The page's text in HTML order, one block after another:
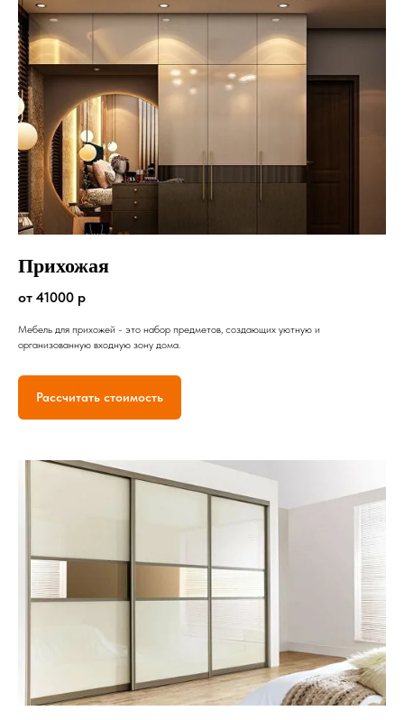
Прихожая
от 41000 р
Мебель для прихожей - это набор предметов, создающих уютную и
организованную входную зону дома.
Рассчитать стоимость